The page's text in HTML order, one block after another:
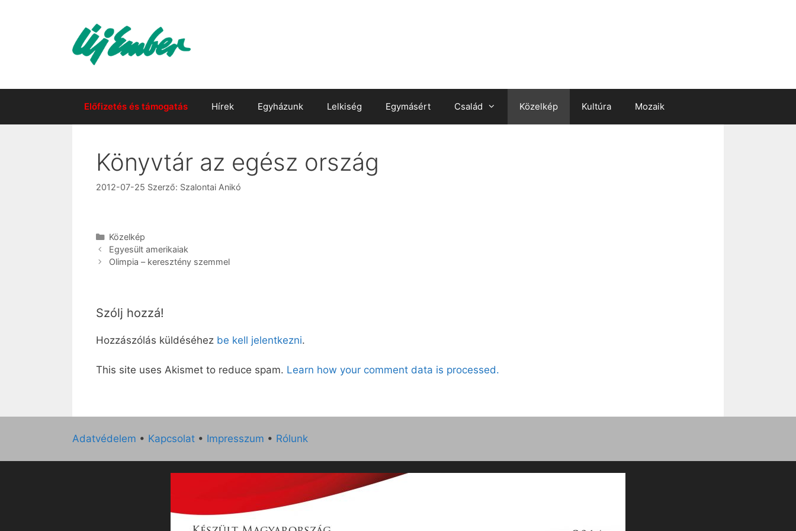
Előfizetés és támogatás Hírek Egyházunk Lelkiség Egymásért Család Közelkép Kultúra Mozaik
Könyvtár az egész ország
2012-07-25 Szerző: Szalontai Anikó
Kategória
Közelkép
Egyesült amerikaiak
Olimpia – keresztény szemmel
Szólj hozzá!
Hozzászólás küldéséhez be kell jelentkezni.
This site uses Akismet to reduce spam. Learn how your comment data is processed.
Adatvédelem • Kapcsolat • Impresszum • Rólunk